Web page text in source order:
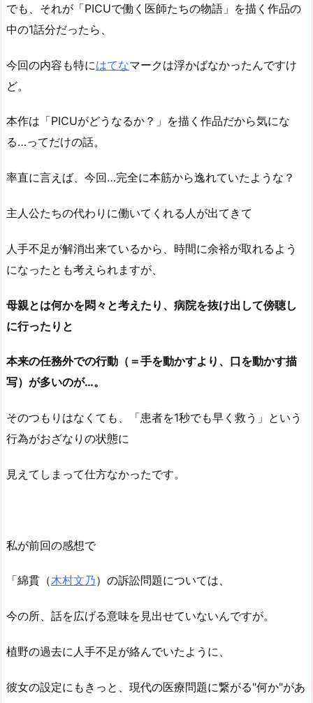
でも、それが「PICUで働く医師たちの物語」を描く作品の
中の1話分だったら、
今回の内容も特にはてなマークは浮かばなかったんですけ
ど。
本作は「PICUがどうなるか？」を描く作品だから気にな
る…ってだけの話。
率直に言えば、今回…完全に本筋から逸れていたような？
主人公たちの代わりに働いてくれる人が出てきて
人手不足が解消出来ているから、時間に余裕が取れるよう
になったとも考えられますが、
母親とは何かを悶々と考えたり、病院を抜け出して傍聴し
に行ったりと
本来の任務外での行動（＝手を動かすより、口を動かす描
写）が多いのが…。
そのつもりはなくても、「患者を1秒でも早く救う」という
行為がおざなりの状態に
見えてしまって仕方なかったです。
私が前回の感想で
「綿貫（木村文乃）の訴訟問題については、
今の所、話を広げる意味を見出せていないんですが。
植野の過去に人手不足が絡んでいたように、
彼女の設定にもきっと、現代の医療問題に繋がる"何か"があ